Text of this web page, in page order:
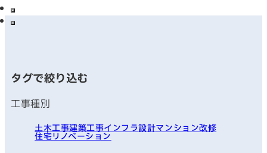
タグで絞り込む
工事種別
土木工事建築工事インフラ設計マンション改修
住宅リノベーション